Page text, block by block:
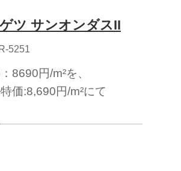
ツ サンオンダスII
5251
8690円/m²を、
価:8,690円/m²にて